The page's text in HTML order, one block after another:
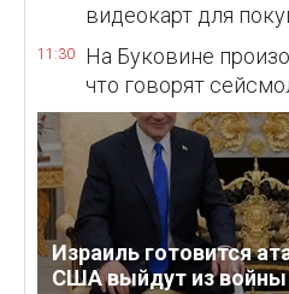
видеокарт для
11:30
На Буковине
что говорят
Израиль готовится
США выйдут из войны